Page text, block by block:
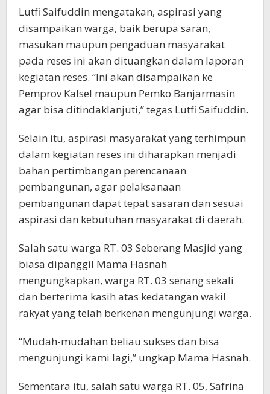
Lutfi Saifuddin mengatakan, aspirasi yang
disampaikan warga, baik berupa saran,
masukan maupun pengaduan masyarakat
pada reses ini akan dituangkan dalam laporan
kegiatan reses. “Ini akan disampaikan ke
Pemprov Kalsel maupun Pemko Banjarmasin
agar bisa ditindaklanjuti,” tegas Lutfi Saifuddin.
Selain itu, aspirasi masyarakat yang terhimpun
dalam kegiatan reses ini diharapkan menjadi
bahan pertimbangan perencanaan
pembangunan, agar pelaksanaan
pembangunan dapat tepat sasaran dan sesuai
aspirasi dan kebutuhan masyarakat di daerah.
Salah satu warga RT. 03 Seberang Masjid yang
biasa dipanggil Mama Hasnah
mengungkapkan, warga RT. 03 senang sekali
dan berterima kasih atas kedatangan wakil
rakyat yang telah berkenan mengunjungi warga.
“Mudah-mudahan beliau sukses dan bisa
mengunjungi kami lagi,” ungkap Mama Hasnah.
Sementara itu, salah satu warga RT. 05, Safrina